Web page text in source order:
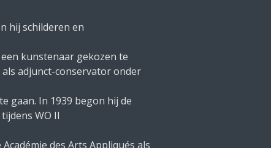
hij schilderen en
kunstenaar gekozen te
adjunct-conservator onder
gaan. In 1939 begon hij de
WO II
des Arts Appliqués als